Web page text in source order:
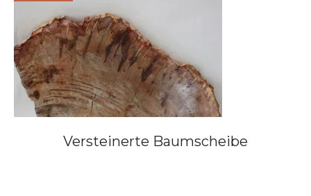
Versteinerte Baumscheibe